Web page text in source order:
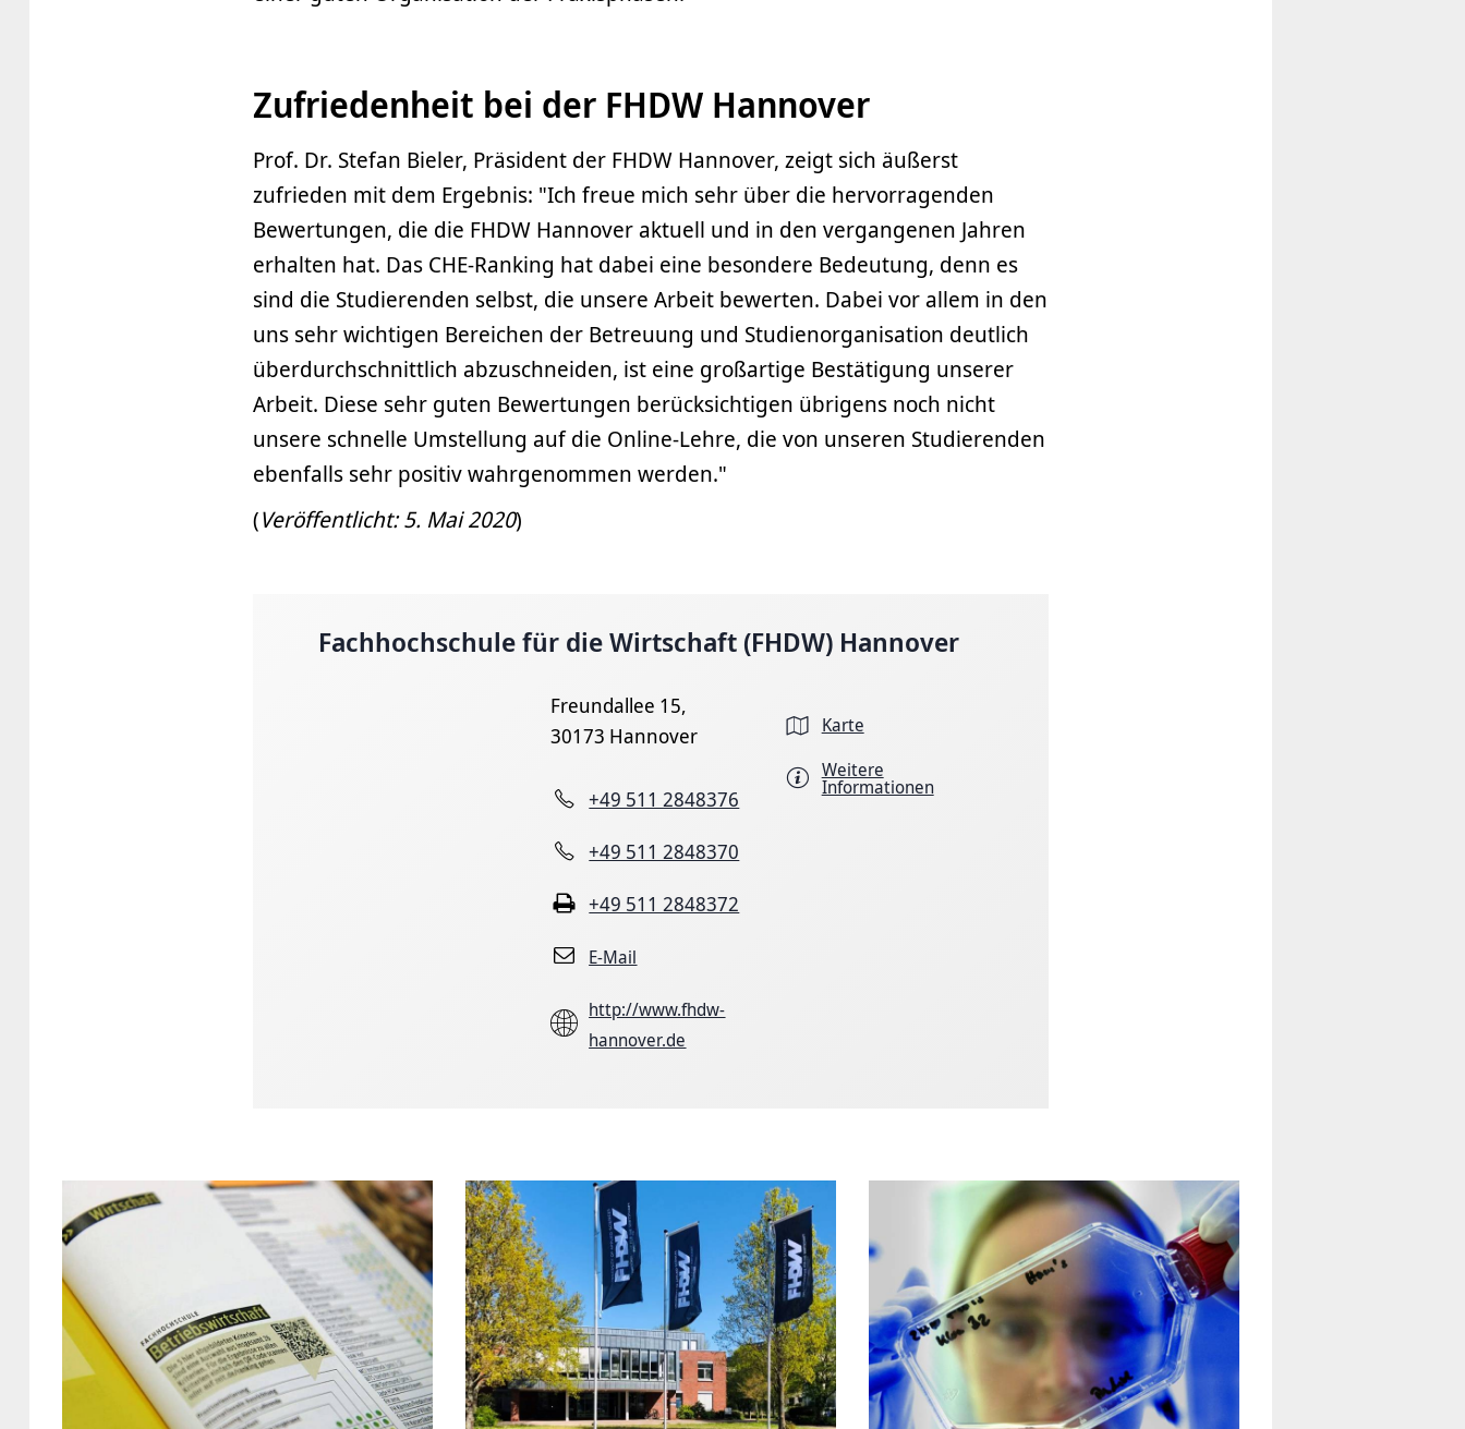
Zufriedenheit bei der FHDW Hannover
Prof. Dr. Stefan Bieler, Präsident der FHDW Hannover, zeigt sich äußerst
zufrieden mit dem Ergebnis: "Ich freue mich sehr über die hervorragenden
Bewertungen, die die FHDW Hannover aktuell und in den vergangenen Jahren
erhalten hat. Das CHE-Ranking hat dabei eine besondere Bedeutung, denn es
sind die Studierenden selbst, die unsere Arbeit bewerten. Dabei vor allem in den
uns sehr wichtigen Bereichen der Betreuung und Studienorganisation deutlich
überdurchschnittlich abzuschneiden, ist eine großartige Bestätigung unserer
Arbeit. Diese sehr guten Bewertungen berücksichtigen übrigens noch nicht
unsere schnelle Umstellung auf die Online-Lehre, die von unseren Studierenden
ebenfalls sehr positiv wahrgenommen werden."
(Veröffentlicht: 5. Mai 2020)
Fachhochschule für die Wirtschaft (FHDW) Hannover
Freundallee 15,
30173 Hannover
+49 511 2848376
+49 511 2848370
+49 511 2848372
E-Mail
http://www.fhdw-
hannover.de
Karte
Weitere
Informationen